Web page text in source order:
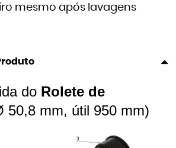
mesmo após lavagens
do Rolete de
50,8 mm, útil 950 mm)